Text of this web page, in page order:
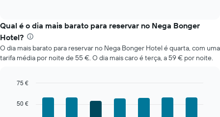
o
preço
médio
de
um
em
cada
O
Qual é o dia mais barato para reservar no Nega Bonger
Hotel?
O dia mais barato para reservar no Nega Bonger Hotel é quarta, com uma
tarifa média por noite de 55 €. O dia mais caro é terça, a 59 € por noite.
chart
graphic.
50 €
75 €